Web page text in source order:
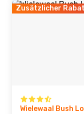
Zusätzlicher
Wielewaal Bush